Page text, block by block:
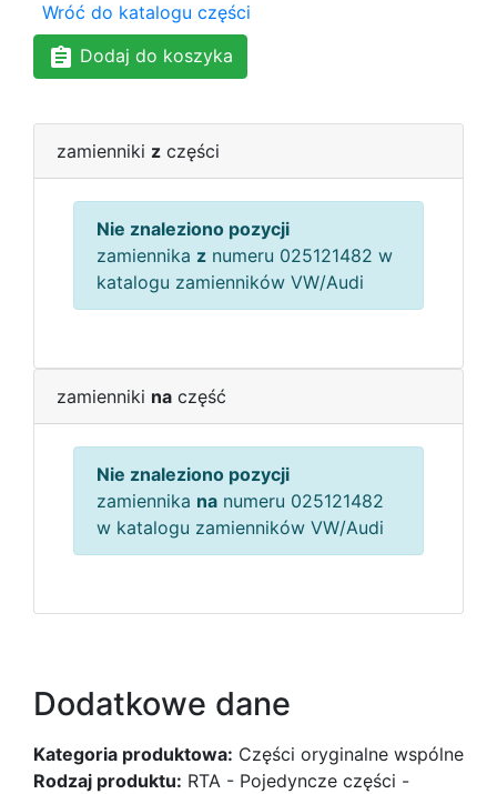
Wróć do katalogu części
Dodaj do koszyka
zamienniki z części
Nie znaleziono pozycji
zamiennika z numeru 025121482 w
katalogu zamienników VW/Audi
zamienniki na część
Nie znaleziono pozycji
zamiennika na numeru 025121482
w katalogu zamienników VW/Audi
Dodatkowe dane
Kategoria produktowa: Części oryginalne wspólne
Rodzaj produktu: RTA - Pojedyncze części -